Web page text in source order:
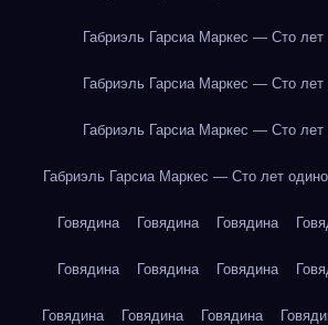
Габриэль Гарсиа Маркес — Сто лет
Габриэль Гарсиа Маркес — Сто лет
Габриэль Гарсиа Маркес — Сто лет
Габриэль Гарсиа Маркес — Сто лет
Говядина Говядина Говядина
Говядина Говядина Говядина
Говядина Говядина Говядина